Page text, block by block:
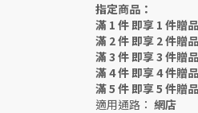
指定商品：
滿 1 件 即享 1 件贈
滿 2 件 即享 2 件贈
滿 3 件 即享 3 件贈
滿 4 件 即享 4 件贈
滿 5 件 即享 5 件贈
適用通路： 網店